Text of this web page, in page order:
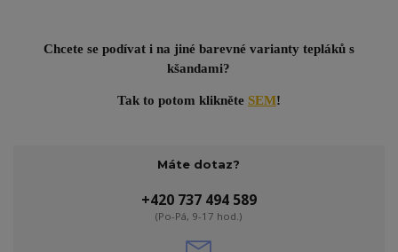
Chcete se podívat i na jiné barevné varianty tepláků s
kšandami?
Tak to potom klikněte SEM!
Máte dotaz?
+420 737 494 589
(Po-Pá, 9-17 hod.)